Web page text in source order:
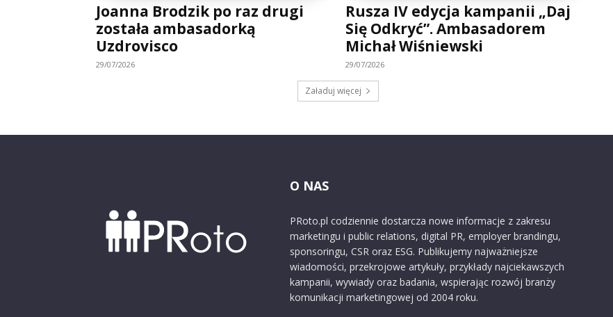
Joanna Brodzik po raz drugi
została ambasadorką
Uzdrovisco
29/07/2026
Rusza IV edycja kampanii „Daj
Się Odkryć”. Ambasadorem
Michał Wiśniewski
29/07/2026
Załaduj więcej
O NAS
PRoto.pl codziennie dostarcza nowe informacje z zakresu
marketingu i public relations, digital PR, employer brandingu,
sponsoringu, CSR oraz ESG. Publikujemy najważniejsze
wiadomości, przekrojowe artykuły, przykłady najciekawszych
kampanii, wywiady oraz badania, wspierając rozwój branży
komunikacji marketingowej od 2004 roku.